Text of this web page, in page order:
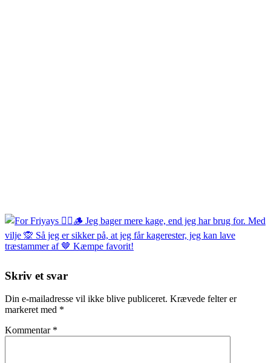
Skriv et svar
Din e-mailadresse vil ikke blive publiceret. Krævede felter er
markeret med *
Kommentar *